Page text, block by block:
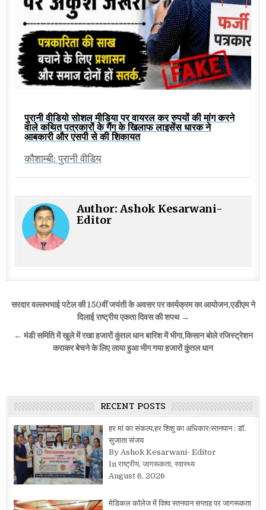
पुरानी वीडियो सोशल मीडिया पर वायरल कर रुपयों की मांग करने
वाले कथित पत्रकारों के गैंग के खिलाफ लाइसेंस धारक ने
आबकारी और एसपी से की शिकायत
कौशाम्बी: पुरानी वीडिय
Author:Ashok Kesarwani-
Editor
Post
navigation
सरदार वल्लभभाई पटेल की 150वीं जयंती के अवसर पर कार्यक्रम का आयोजन,एडीएम ने
दिलाई राष्ट्रीय एकता दिवस की शपथ →
← मंडी समिति में खुले में रखा हजारों कुंतल धान बारिश में भीगा,किसान बोले रजिस्ट्रेशन
कराकर बेचने के लिए लाया हुआ भीग गया हजारों कुंतल धान
RECENT POSTS
हर मां का संकल्प,हर शिशु का अधिकार:स्तनपान : डॉ.
सुजाता संजय
By Ashok Kesarwani- Editor
In राष्ट्रीय, जागरूकता, स्वास्थ्य
August 6, 2026
मेडिकल कॉलेज में विश्व स्तनपान सप्ताह पर जागरूकता